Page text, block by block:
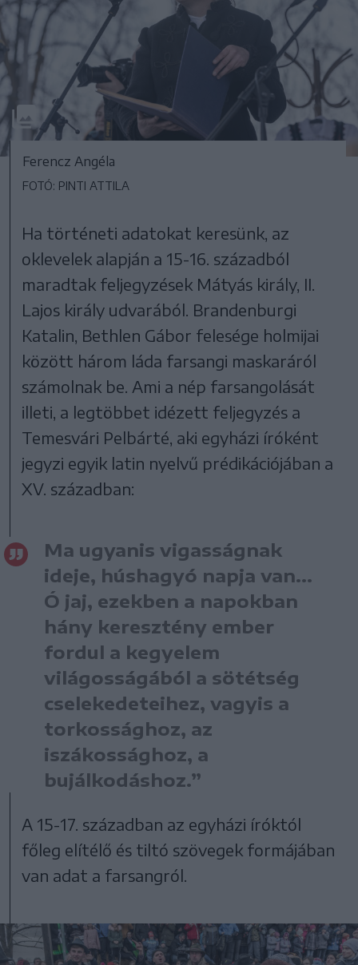
Ferencz Angéla
FOTÓ: PINTI ATTILA
Ha történeti adatokat keresünk, az
oklevelek alapján a 15-16. századból
maradtak feljegyzések Mátyás király, II.
Lajos király udvarából. Brandenburgi
Katalin, Bethlen Gábor felesége holmijai
között három láda farsangi maskaráról
számolnak be. Ami a nép farsangolását
illeti, a legtöbbet idézett feljegyzés a
Temesvári Pelbárté, aki egyházi íróként
jegyzi egyik latin nyelvű prédikációjában a
XV. században:
Ma ugyanis vigasságnak
ideje, húshagyó napja van…
Ó jaj, ezekben a napokban
hány keresztény ember
fordul a kegyelem
világosságából a sötétség
cselekedeteihez, vagyis a
torkossághoz, az
iszákossághoz, a
bujálkodáshoz.”
A 15-17. században az egyházi íróktól
főleg elítélő és tiltó szövegek formájában
van adat a farsangról.